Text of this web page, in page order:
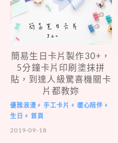
簡易生日卡片製作30+，
5分鐘卡片印刷塗抹拼
貼，到達人級驚喜機關卡
片都教妳
優雅浪漫 # 手工卡片 # 暖心陪伴 #
生日 #
首頁
2019-09-18